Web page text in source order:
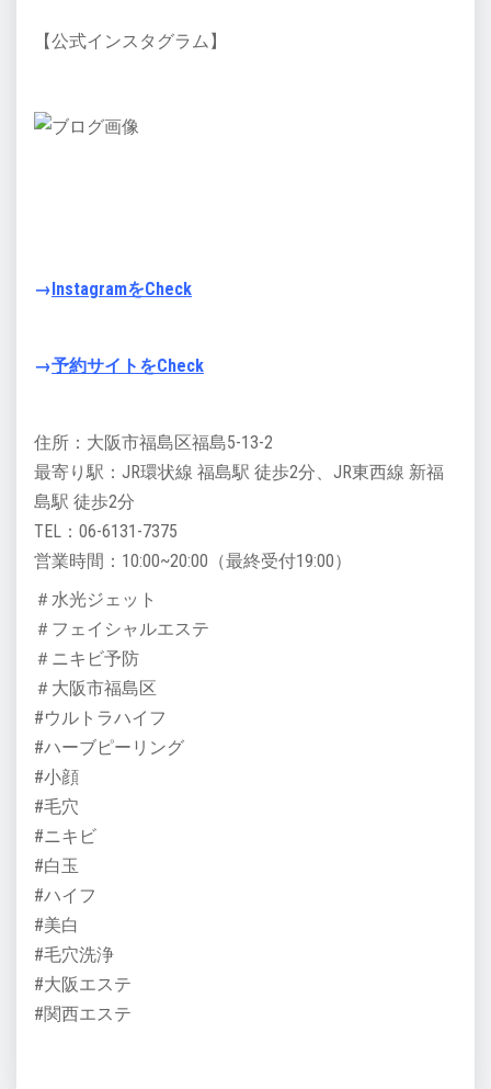
【公式インスタグラム】
→ InstagramをCheck
→予約サイトをCheck
住所：大阪市福島区福島5-13-2
最寄り駅：JR環状線 福島駅 徒歩2分、JR東西線 新福
島駅 徒歩2分
TEL：06-6131-7375
営業時間：10:00~20:00（最終受付19:00）
＃水光ジェット
＃フェイシャルエステ
＃ニキビ予防
＃大阪市福島区
#ウルトラハイフ
#ハーブピーリング
#小顔
#毛穴
#ニキビ
#白玉
#ハイフ
#美白
#毛穴洗浄
#大阪エステ
#関西エステ